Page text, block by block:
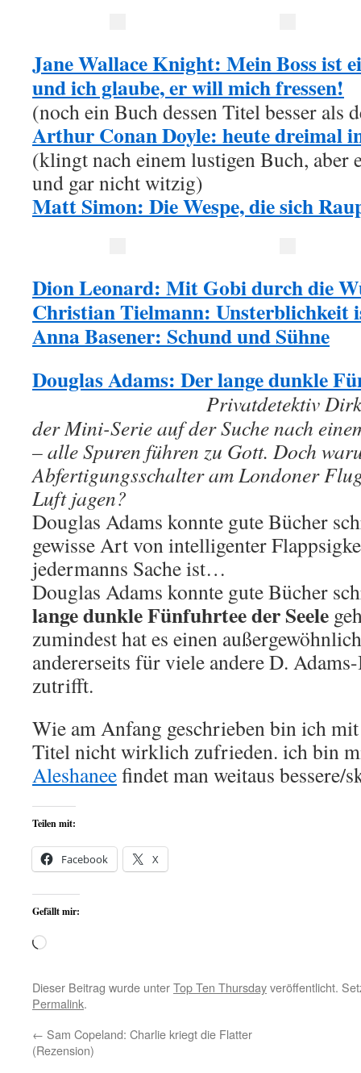
Jane Wallace Knight: Mein Boss ist
und ich glaube, er will mich fressen!
(noch ein Buch dessen Titel besser als
Arthur Conan Doyle: heute dreimal
(klingt nach einem lustigen Buch, aber
und gar nicht witzig)
Matt Simon: Die Wespe, die sich
Dion Leonard: Mit Gobi durch die
Christian Tielmann: Unsterblichkeit
Anna Basener: Schund und Sühne
Douglas Adams: Der lange dunkle
Privatdetektiv
der Mini-Serie auf der Suche nach
– alle Spuren führen zu Gott. Doch
Abfertigungsschalter am Londoner
Luft jagen?
Douglas Adams konnte gute Bücher
gewisse Art von intelligenter
jedermanns Sache ist…
Douglas Adams konnte gute Bücher
lange dunkle Fünfuhrtee der Seele
zumindest hat es einen
andererseits für viele andere D.
zutrifft.
Wie am Anfang geschrieben bin ich
Titel nicht wirklich zufrieden. ich bin
Aleshaneefindet man weitaus
Teilen mit:
Facebook X
Gefällt mir:
Wird
Dieser Beitrag wurde unterTop Ten Thursdayveröffentlicht.
Permalink.
← Sam Copeland: Charlie kriegt die Flatter
(Rezension)